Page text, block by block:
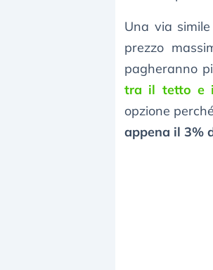
Una via
prezzo
pagheranno
tra il tetto e
opzione
appena il 3%